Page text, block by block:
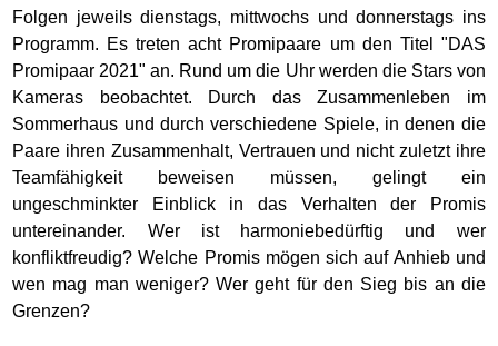
Folgen jeweils dienstags, mittwochs und donnerstags ins
Programm. Es treten acht Promipaare um den Titel "DAS
Promipaar 2021" an. Rund um die Uhr werden die Stars von
Kameras beobachtet. Durch das Zusammenleben im
Sommerhaus und durch verschiedene Spiele, in denen die
Paare ihren Zusammenhalt, Vertrauen und nicht zuletzt ihre
Teamfähigkeit beweisen müssen, gelingt ein
ungeschminkter Einblick in das Verhalten der Promis
untereinander. Wer ist harmoniebedürftig und wer
konfliktfreudig? Welche Promis mögen sich auf Anhieb und
wen mag man weniger? Wer geht für den Sieg bis an die
Grenzen?